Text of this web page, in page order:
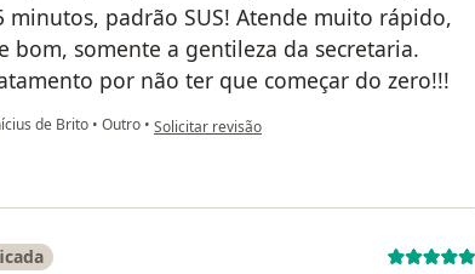
padrão SUS! Atende muito rápido,
bom, somente a gentileza da secretaria.
por não ter que começar do zero!!!
de Brito • Outro • na opinião do utilizador João Filho
Solicitar revisão